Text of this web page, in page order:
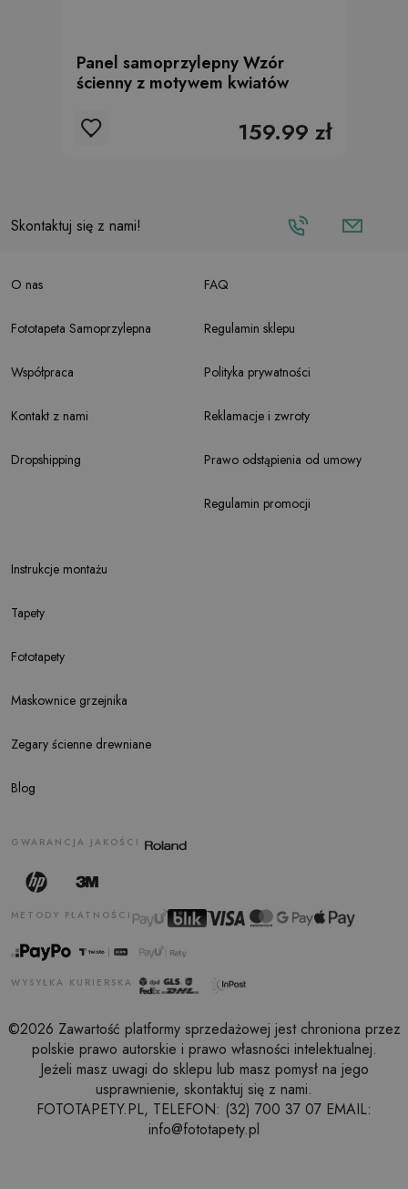
Panel samoprzylepny Wzór
ścienny z motywem kwiatów
159.99 zł
Skontaktuj się z nami!
O nas
Fototapeta Samoprzylepna
Współpraca
Kontakt z nami
Dropshipping
Instrukcje montażu
Tapety
Fototapety
Maskownice grzejnika
Zegary ścienne drewniane
Blog
FAQ
Regulamin sklepu
Polityka prywatności
Reklamacje i zwroty
Prawo odstąpienia od umowy
Regulamin promocji
GWARANCJA JAKOŚCI
WYSYŁKA KURIERSKA
METODY PŁATNOŚCI
©2026 Zawartość platformy sprzedażowej jest chroniona przez
polskie prawo autorskie i prawo własności intelektualnej.
Jeżeli masz uwagi do sklepu lub masz pomysł na jego
usprawnienie, skontaktuj się z nami.
FOTOTAPETY.PL, TELEFON: (32) 700 37 07 EMAIL:
info@fototapety.pl